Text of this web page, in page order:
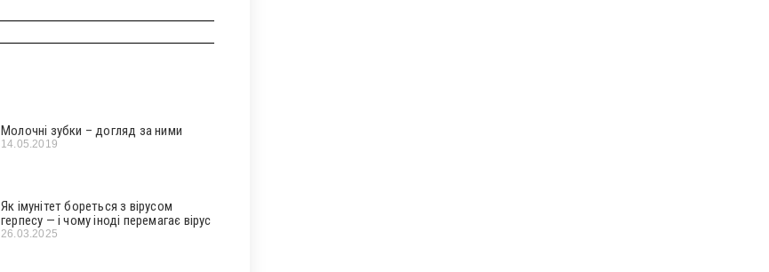
Молочні зубки – догляд за ними
14.05.2019
Як імунітет бореться з вірусом
герпесу — і чому іноді перемагає вірус
26.03.2025